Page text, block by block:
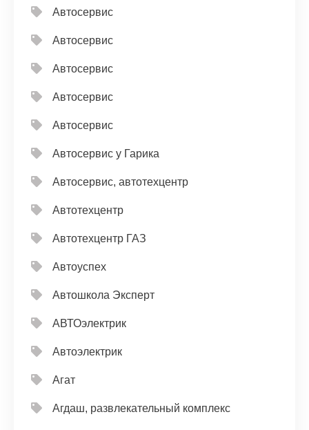
Автосервис
Автосервис
Автосервис
Автосервис
Автосервис
Автосервис у Гарика
Автосервис, автотехцентр
Автотехцентр
Автотехцентр ГАЗ
Автоуспех
Автошкола Эксперт
АВТОэлектрик
Автоэлектрик
Агат
Агдаш, развлекательный комплекс